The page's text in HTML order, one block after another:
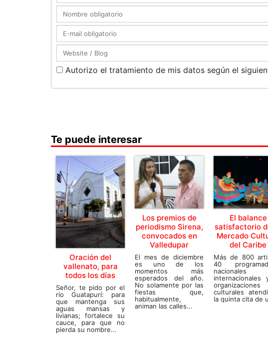
Autorizo el tratamiento de mis datos según el
Te puede interesar
Oración del
vallenato, para
todos los días
Señor, te pido por el
río Guatapurí: para
que mantenga sus
aguas mansas y
livianas; fortalece su
cauce, para que no
pierda su nombre...
Los premios de
periodismo Sirena,
convocados en
Valledupar
El mes de diciembre
es uno de los
momentos más
esperados del año.
No solamente por las
fiestas que,
habitualmente,
animan las calles...
El balance
satisfactorio
Mercado
del Caribe
Más de 800
40
internacionales
organizaciones
culturales
la quinta cita de